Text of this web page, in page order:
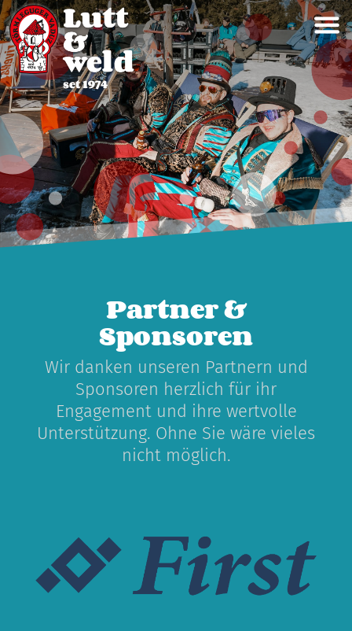
Partner &
Sponsoren
Wir danken unseren Partnern und
Sponsoren herzlich für ihr
Engagement und ihre wertvolle
Unterstützung. Ohne Sie wäre vieles
nicht möglich.